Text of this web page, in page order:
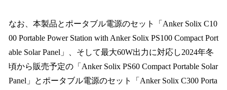
なお、本製品とポータブル電源のセット「Anker Solix C10
00 Portable Power Station with Anker Solix PS100 Compact Port
able Solar Panel」、そして最大60W出力に対応し2024年冬
頃から販売予定の「Anker Solix PS60 Compact Portable Solar
Panel」とポータブル電源のセット「Anker Solix C300 Porta